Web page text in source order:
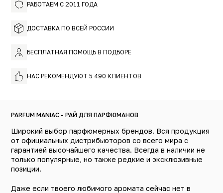
РАБОТАЕМ С 2011 ГОДА
ДОСТАВКА ПО ВСЕЙ РОССИИ
БЕСПЛАТНАЯ ПОМОЩЬ В ПОДБОРЕ
НАС РЕКОМЕНДУЮТ 5 490 КЛИЕНТОВ
PARFUM MANIAC - РАЙ ДЛЯ ПАРФЮМАНОВ
Широкий выбор парфюмерных брендов. Вся продукция
от официальных дистрибьюторов со всего мира с
гарантией высочайшего качества. Всегда в наличии не
только популярные, но также редкие и эксклюзивные
позиции.
Даже если твоего любимого аромата сейчас нет в